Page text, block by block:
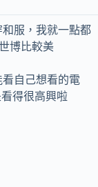
服，我就一點都
博比較美
自己想看的電
得很高興啦